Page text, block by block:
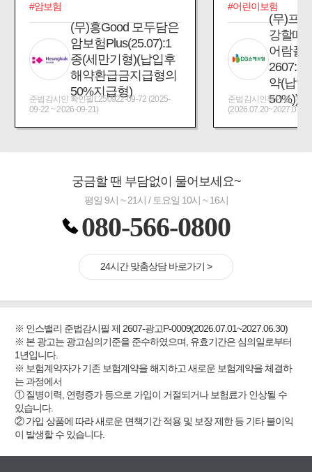
#암보험
(무)흥Good 모두담은
암보험Plus(25.07):1
종(세만기형)(납입후
해약환급금지급형의
50%지급형)
준법감시인 확인필L250922-09-72 (2025-
09-22 ~ 2026-09-21)
#어린이보험
(무)프
강할때
어람플
2607:
약(납입
50%))
준법감시인확인필_제
궁금할 땐 부담없이 물어보세요~
평일 9시 ~ 21시 / 토요일 10시 ~ 16시
080-566-0800
24시간 맞춤상담 바로가기 >
※ 인스밸리 준법감시필 제 2607-광고P-0009(2026.07.01~2027.06.30)
※ 본 광고는 광고심의기준을 준수하였으며, 유효기간은 심의일로부터
1년입니다.
※ 보험계약자가 기존 보험계약을 해지하고 새로운 보험계약을 체결하
는 과정에서
① 질병이력, 연령증가 등으로 가입이 거절되거나 보험료가 인상될 수
있습니다.
② 가입 상품에 따라 새로운 면책기간 적용 및 보장 제한 등 기타 불이익
이 발생할 수 있습니다.